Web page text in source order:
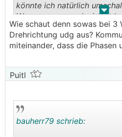
. .
könnte ich natürlich
Warmwasser produziert,
mit 4kw, denn für die
offener Kamin da notfalls.
darum, ob es einen
andere Möglichkeit noch
Batteriewechselrichter zu
Wie schaut denn sowas bei 3
Drehrichtung udg aus?
miteinander, dass die Phasen
Puitl
bauherr79 schrieb: